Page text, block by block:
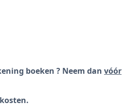
boeken ? Neem dan vóór